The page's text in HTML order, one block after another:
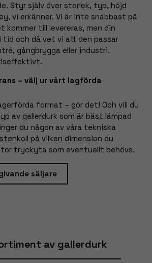
Styr själv över storlek, typ, höjd
vi erkänner. Vi är inte snabbast på
kommer till levereras, men din
tid och då vet vi att den passar
gångbrygga eller industri.
– välj ur vårt lagförda
format – gör det! Och vill du
av gallerdurk som är bäst lämpad
du någon av våra tekniska
på vilken dimension du
tryckyta som eventuellt behövs.
säljare
av gallerdurk